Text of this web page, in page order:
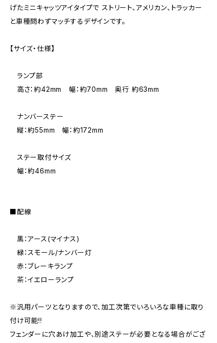
げたミニキャッツアイタイプで ストリート、アメリカン、トラッカー
と車種問わずマッチするデザインです。
【サイズ・仕様】
ランプ部
高さ：約42mm 幅：約70mm 奥行 約63mm
ナンバーステー
縦：約55mm 幅：約172mm
ステー取付サイズ
幅：約46mm
■配線
黒：アース(マイナス)
緑：スモール/ナンバー灯
赤：ブレーキランプ
茶：イエローランプ
※汎用パーツとなりますので、加工次第でいろいろな車種に取り
付け可能!!
フェンダーに穴あけ加工や、別途ステーが必要となる場合がござ